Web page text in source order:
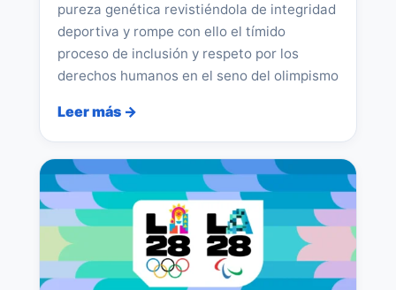
pureza genética revistiéndola de integridad
deportiva y rompe con ello el tímido
proceso de inclusión y respeto por los
derechos humanos en el seno del olimpismo
Leer más →